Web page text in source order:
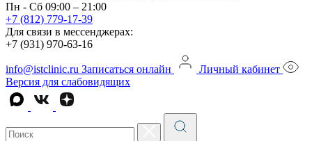
Пн - Сб 09:00 – 21:00
+7 (812) 779-17-39
Для связи в мессенджерах:
+7 (931) 970-63-16
info@istclinic.ru Записаться онлайн
Личный кабинет
Версия для слабовидящих